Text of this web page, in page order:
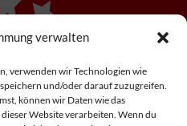
verwalten
verwenden wir Technologien wie
und/oder darauf zuzugreifen.
können wir Daten wie das
Website verarbeiten. Wenn du